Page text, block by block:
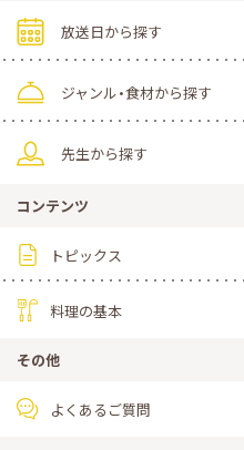
放送日から探す
ジャンル・食材から探す
先生から探す
コンテンツ
トピックス
料理の基本
その他
よくあるご質問